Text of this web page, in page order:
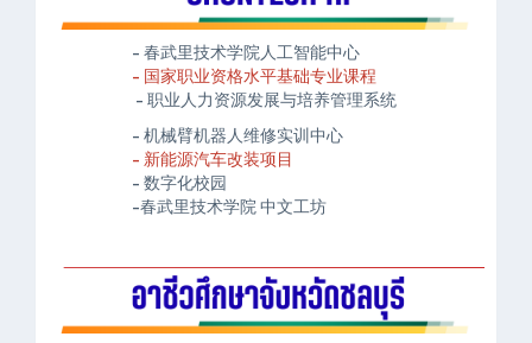
- 春武里技术学院人工智能中心
- 国家职业资格水平基础专业课程
- 职业人力资源发展与培养管理系统
- 机械臂机器人维修实训中心
- 新能源汽车改装项目
- 数字化校园
-春武里技术学院 中文工坊